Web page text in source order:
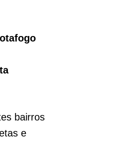
bairros
e